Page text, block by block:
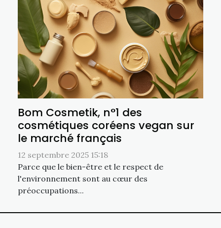
Bom Cosmetik, n°1 des
cosmétiques coréens vegan sur
le marché français
12 septembre 2025 15:18
Parce que le bien-être et le respect de
l'environnement sont au cœur des
préoccupations...